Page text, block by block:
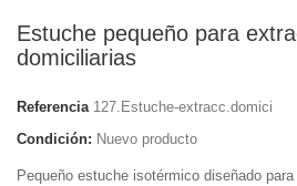
Estuche pequeño para
domiciliarias
Referencia 127.Estuche-extracc.domici
Condición: Nuevo producto
Pequeño estuche isotérmico diseñado